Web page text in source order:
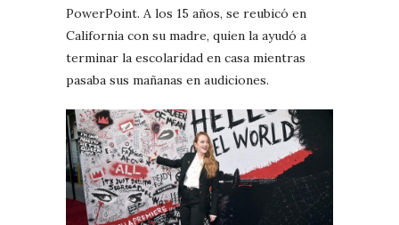
PowerPoint. A los 15 años, se reubicó en
California con su madre, quien la ayudó a
terminar la escolaridad en casa mientras
pasaba sus mañanas en audiciones.